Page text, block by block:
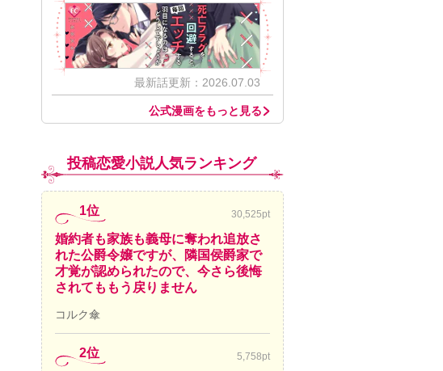
最新話更新：2026.07.03
公式漫画をもっと見る
投稿恋愛小説人気ランキング
1位 30,525pt
婚約者も家族も義母に奪われ追放さ
れた公爵令嬢ですが、隣国侯爵家で
才覚が認められたので、今さら後悔
されてももう戻りません
コルク傘
2位 5,758pt